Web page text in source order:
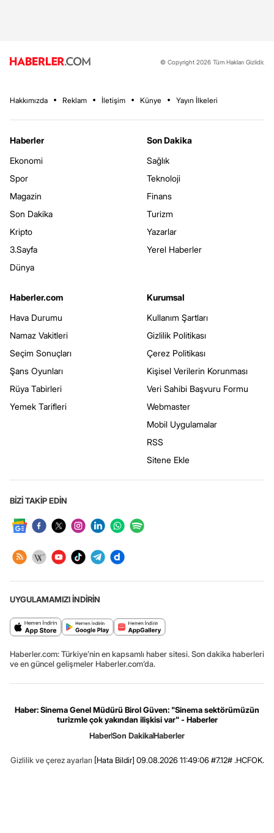
© Copyright 2026 Tüm Hakları Gizlidir.
Hakkımızda Reklam İletişim Künye Yayın İlkeleri
Haberler
Ekonomi
Spor
Magazin
Son Dakika
Kripto
3.Sayfa
Dünya
Son Dakika
Sağlık
Teknoloji
Finans
Turizm
Yazarlar
Yerel Haberler
Haberler.com
Hava Durumu
Namaz Vakitleri
Seçim Sonuçları
Şans Oyunları
Rüya Tabirleri
Yemek Tarifleri
Kurumsal
Kullanım Şartları
Gizlilik Politikası
Çerez Politikası
Kişisel Verilerin Korunması
Veri Sahibi Başvuru Formu
Webmaster
Mobil Uygulamalar
RSS
Sitene Ekle
BİZİ TAKİP EDİN
UYGULAMAMIZI İNDİRİN
Haberler.com: Türkiye’nin en kapsamlı haber sitesi. Son dakika haberleri
ve en güncel gelişmeler Haberler.com’da.
Haber: Sinema Genel Müdürü Birol Güven: "Sinema sektörümüzün
turizmle çok yakından ilişkisi var" - Haberler
HaberSon DakikaHaberler
Gizlilik ve çerez ayarları [Hata Bildir] 09.08.2026 11:49:06 #7.12# .HCFOK.